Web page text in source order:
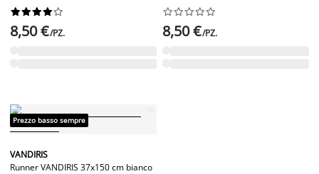






8,50 €/PZ.






8,50 €/PZ.
Prezzo basso sempre
VANDIRIS
Runner VANDIRIS 37x150 cm bianco